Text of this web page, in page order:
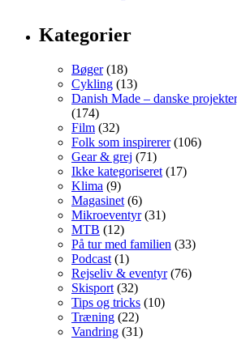
Kategorier
Bøger(18)
Cykling (13)
Danish Made – danske
(174)
Film (32)
Folk som inspirerer(106)
Gear & grej (71)
Ikke kategoriseret (17)
Klima (9)
Magasinet (6)
Mikroeventyr(31)
MTB (12)
På tur med familien (33)
Podcast (1)
Rejseliv & eventyr(76)
Skisport (32)
Tips og tricks (10)
Træning (22)
Vandring (31)